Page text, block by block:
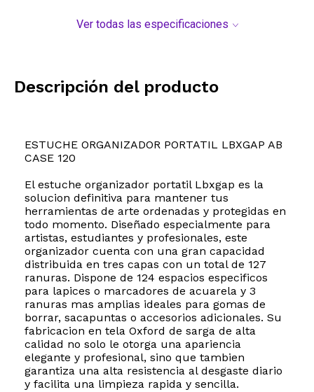
Ver todas las especificaciones
Descripción del producto
ESTUCHE ORGANIZADOR PORTATIL LBXGAP AB
CASE 120
El estuche organizador portatil Lbxgap es la
solucion definitiva para mantener tus
herramientas de arte ordenadas y protegidas en
todo momento. Diseñado especialmente para
artistas, estudiantes y profesionales, este
organizador cuenta con una gran capacidad
distribuida en tres capas con un total de 127
ranuras. Dispone de 124 espacios especificos
para lapices o marcadores de acuarela y 3
ranuras mas amplias ideales para gomas de
borrar, sacapuntas o accesorios adicionales. Su
fabricacion en tela Oxford de sarga de alta
calidad no solo le otorga una apariencia
elegante y profesional, sino que tambien
garantiza una alta resistencia al desgaste diario
y facilita una limpieza rapida y sencilla.